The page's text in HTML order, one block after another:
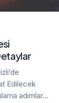
Edilecek
adımlar…